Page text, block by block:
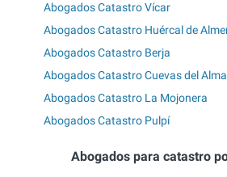
Abogados Catastro Vícar
Abogados Catastro Huércal de
Abogados Catastro Berja
Abogados Catastro Cuevas del
Abogados Catastro La Mojonera
Abogados Catastro Pulpí
Abogados para catastro